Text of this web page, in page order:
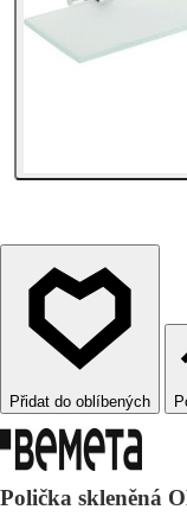
Polička skleněná